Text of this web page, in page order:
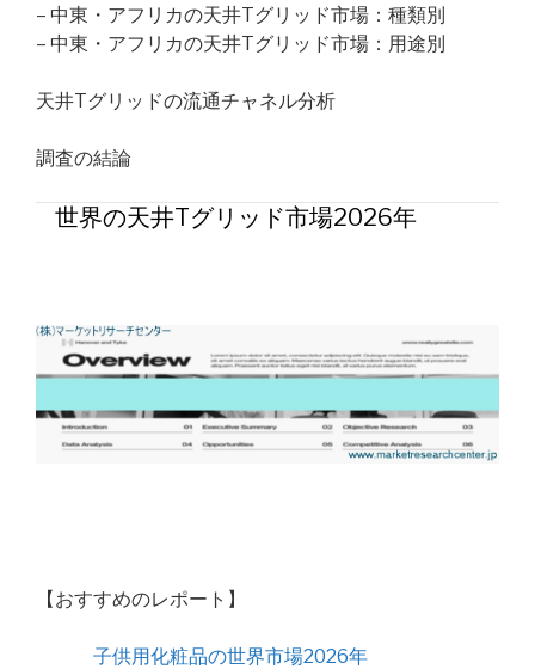
– 中東・アフリカの天井Tグリッド市場：種類別
– 中東・アフリカの天井Tグリッド市場：用途別
天井Tグリッドの流通チャネル分析
調査の結論
世界の天井Tグリッド市場2026年
【おすすめのレポート】
子供用化粧品の世界市場2026年